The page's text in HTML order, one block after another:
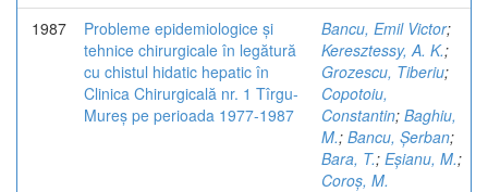
1987
Probleme epidemiologice și
tehnice chirurgicale în legătură
cu chistul hidatic hepatic în
Clinica Chirurgicală nr. 1 Tîrgu-
Mureș pe perioada 1977-1987
Bancu, Emil Victor;
Keresztessy, A. K.;
Grozescu, Tiberiu;
Copotoiu,
Constantin; Baghiu,
M.; Bancu, Șerban;
Bara, T.; Eșianu, M.;
Coroș, M.